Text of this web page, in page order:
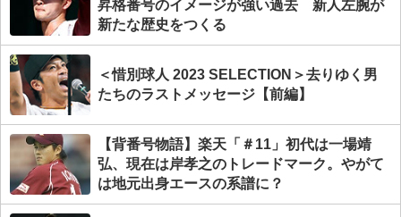
昇格番号のイメージが強い過去 新人左腕が
新たな歴史をつくる
＜惜別球人 2023 SELECTION＞去りゆく男
たちのラストメッセージ【前編】
【背番号物語】楽天「＃11」初代は一場靖
弘、現在は岸孝之のトレードマーク。やがて
は地元出身エースの系譜に？